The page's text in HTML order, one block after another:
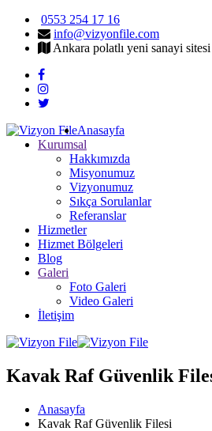
0553 254 17 16
info@vizyonfile.com
Ankara polatlı yeni sanayi
Anasayfa
Kurumsal
Hakkımızda
Misyonumuz
Vizyonumuz
Sıkça Sorulanlar
Referanslar
Hizmetler
Hizmet Bölgeleri
Blog
Galeri
Foto Galeri
Video Galeri
İletişim
Kavak Raf Güvenlik
Anasayfa
Kavak Raf Güvenlik Filesi